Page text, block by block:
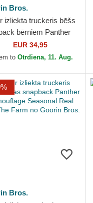
Bros.
izliekta truckeris bēšs
bērniem Panther
Farm no Goorin
EUR 34,95
to Otrdiena, 11. Aug.
Bros.